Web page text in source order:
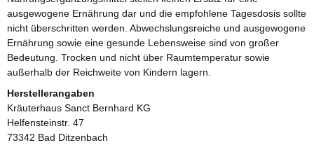
ausgewogene Ernährung dar und die empfohlene Tagesdosis sollte
nicht überschritten werden. Abwechslungsreiche und ausgewogene
Ernährung sowie eine gesunde Lebensweise sind von großer
Bedeutung. Trocken und nicht über Raumtemperatur sowie
außerhalb der Reichweite von Kindern lagern.
Herstellerangaben
Kräuterhaus Sanct Bernhard KG
Helfensteinstr. 47
73342 Bad Ditzenbach